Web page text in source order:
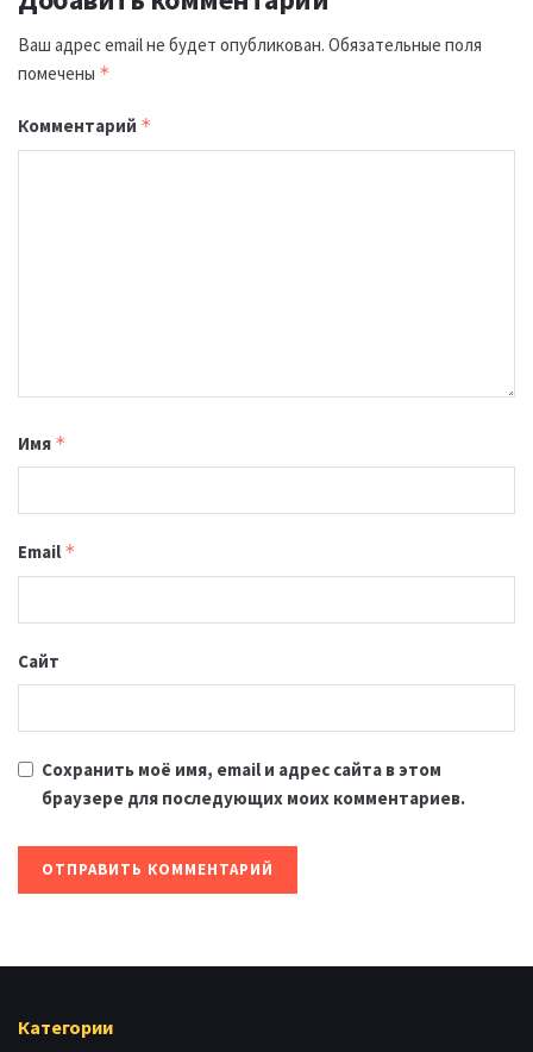
Ваш адрес email не будет опубликован. Обязательные поля
помечены *
Комментарий *
Имя *
Email *
Сайт
Сохранить моё имя, email и адрес сайта в этом
браузере для последующих моих комментариев.
Категории